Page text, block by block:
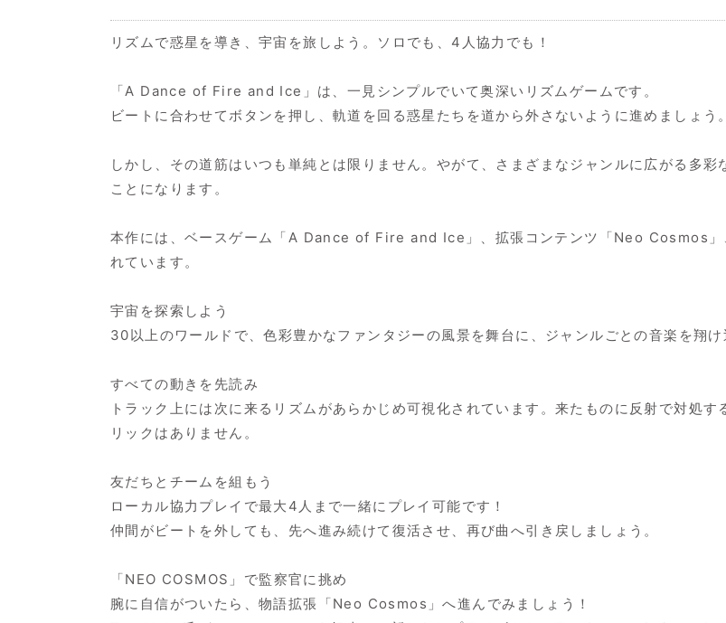
リズムで惑星を導き、宇宙を旅しよう。ソロでも、4人協力でも！
「A Dance of Fire and Ice」は、一見シンプルでいて奥深いリズムゲームです。
ビートに合わせてボタンを押し、軌道を回る惑星たちを道から外さないように進めましょう。
しかし、その道筋はいつも単純とは限りません。やがて、さまざまなジャンルに広がる多
ことになります。
本作には、ベースゲーム「A Dance of Fire and Ice」、拡張コンテンツ「Neo Cosmos」
れています。
宇宙を探索しよう
30以上のワールドで、色彩豊かなファンタジーの風景を舞台に、ジャンルごとの音楽を翔け
すべての動きを先読み
トラック上には次に来るリズムがあらかじめ可視化されています。来たものに反射で対処
リックはありません。
友だちとチームを組もう
ローカル協力プレイで最大4人まで一緒にプレイ可能です！
仲間がビートを外しても、先へ進み続けて復活させ、再び曲へ引き戻しましょう。
「NEO COSMOS」で監察官に挑め
腕に自信がついたら、物語拡張「Neo Cosmos」へ進んでみましょう！